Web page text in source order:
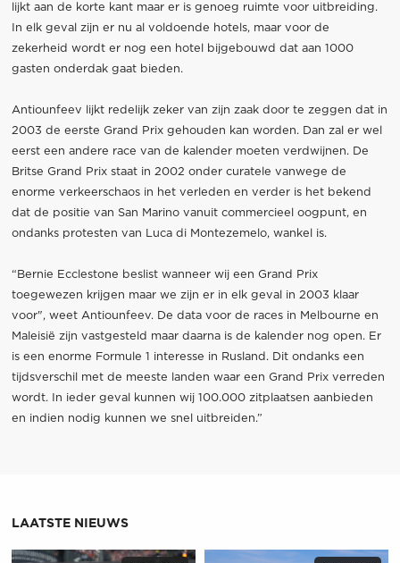
lijkt aan de korte kant maar er is genoeg ruimte voor uitbreiding.
In elk geval zijn er nu al voldoende hotels, maar voor de
zekerheid wordt er nog een hotel bijgebouwd dat aan 1000
gasten onderdak gaat bieden.
Antiounfeev lijkt redelijk zeker van zijn zaak door te zeggen dat in
2003 de eerste Grand Prix gehouden kan worden. Dan zal er wel
eerst een andere race van de kalender moeten verdwijnen. De
Britse Grand Prix staat in 2002 onder curatele vanwege de
enorme verkeerschaos in het verleden en verder is het bekend
dat de positie van San Marino vanuit commercieel oogpunt, en
ondanks protesten van Luca di Montezemelo, wankel is.
“Bernie Ecclestone beslist wanneer wij een Grand Prix
toegewezen krijgen maar we zijn er in elk geval in 2003 klaar
voor", weet Antiounfeev. De data voor de races in Melbourne en
Maleisië zijn vastgesteld maar daarna is de kalender nog open. Er
is een enorme Formule 1 interesse in Rusland. Dit ondanks een
tijdsverschil met de meeste landen waar een Grand Prix verreden
wordt. In ieder geval kunnen wij 100.000 zitplaatsen aanbieden
en indien nodig kunnen we snel uitbreiden.”
LAATSTE NIEUWS